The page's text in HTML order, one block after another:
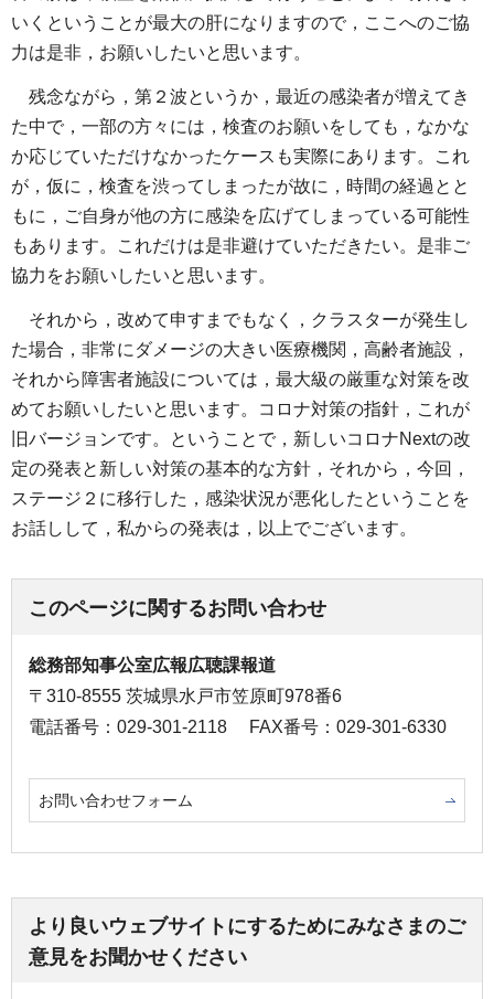
いくということが最大の肝になりますので，ここへのご協
力は是非，お願いしたいと思います。
残念ながら，第２波というか，最近の感染者が増えてき
た中で，一部の方々には，検査のお願いをしても，なかな
か応じていただけなかったケースも実際にあります。これ
が，仮に，検査を渋ってしまったが故に，時間の経過とと
もに，ご自身が他の方に感染を広げてしまっている可能性
もあります。これだけは是非避けていただきたい。是非ご
協力をお願いしたいと思います。
それから，改めて申すまでもなく，クラスターが発生し
た場合，非常にダメージの大きい医療機関，高齢者施設，
それから障害者施設については，最大級の厳重な対策を改
めてお願いしたいと思います。コロナ対策の指針，これが
旧バージョンです。ということで，新しいコロナNextの改
定の発表と新しい対策の基本的な方針，それから，今回，
ステージ２に移行した，感染状況が悪化したということを
お話しして，私からの発表は，以上でございます。
このページに関するお問い合わせ
総務部知事公室広報広聴課報道
〒310-8555 茨城県水戸市笠原町978番6
電話番号：029-301-2118
FAX番号：029-301-6330
お問い合わせフォーム
より良いウェブサイトにするためにみなさまのご
意見をお聞かせください